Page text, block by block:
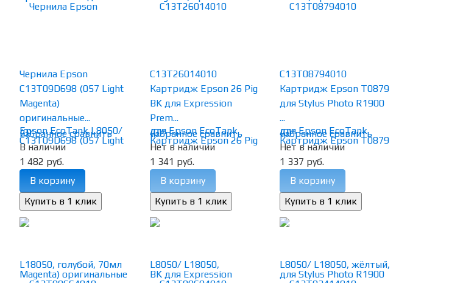
избранное сравнить
Чернила Epson
C13T09D698 (057 Light
Magenta)
оригинальные...
(0)
В наличии
1 482 руб.
В корзину
избранное сравнить
C13T26014010
Картридж Epson 26 Pig
BK для Expression
Prem...
(0)
Нет в наличии
1 341 руб.
В корзину
избранное сравнить
C13T08794010
Картридж Epson T0879
для Stylus Photo R1900
...
(0)
Нет в наличии
1 337 руб.
В корзину